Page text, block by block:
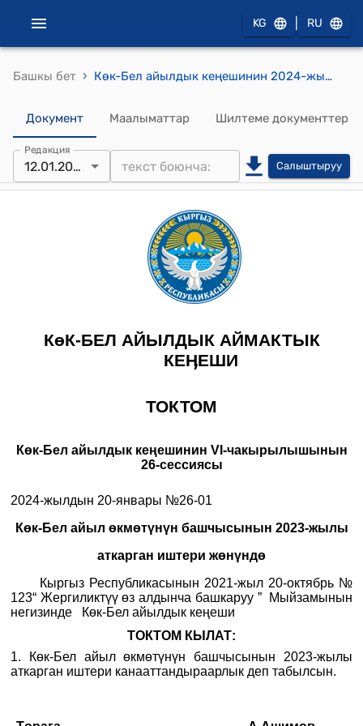
KG RU
Башкы бет › Көк-Бел айылдык кеңешинин 2024-жылдын 12-январындагы №26-01 Көк-Бел айыл өкмөтүнүн башчысынын 2023-жылы аткарган иштери жөнүндө токтому
Документ Маалыматтар Шилтеме документтер
Редакция
12.01.2024 Салыштыруу